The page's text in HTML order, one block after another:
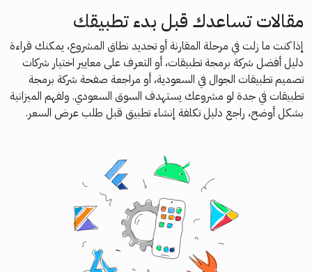
مقالات تساعدك قبل بدء تطبيقك
إذا كنت ما زلت في مرحلة المقارنة أو تحديد نطاق المشروع، يمكنك قراءة
دليلأفضل شركة برمجة تطبيقات، أو التعرف على معايير اختيار شركات
تصميم تطبيقات الجوال في السعودية، أو مراجعة صفحة شركة برمجة
تطبيقات في جدة لو مشروعك يستهدف السوق السعودي. ولفهم الميزانية
بشكل أوضح، راجع دليلتكلفة إنشاء تطبيق قبل طلب عرض السعر.